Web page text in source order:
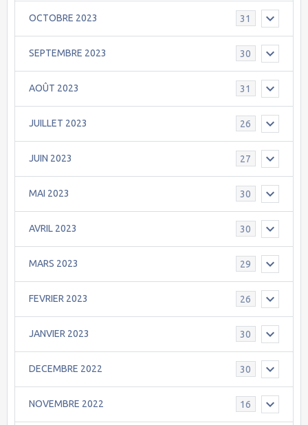
OCTOBRE 2023 31
SEPTEMBRE 2023 30
AOÛT 2023 31
JUILLET 2023 26
JUIN 2023 27
MAI 2023 30
AVRIL 2023 30
MARS 2023 29
FEVRIER 2023 26
JANVIER 2023 30
DECEMBRE 2022 30
NOVEMBRE 2022 16